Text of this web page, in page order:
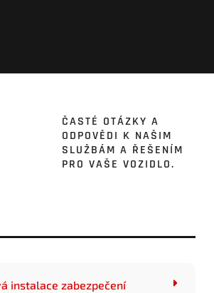
ČASTÉ OTÁZKY A
ODPOVĚDI K NAŠIM
SLUŽBÁM A ŘEŠENÍM
PRO VAŠE VOZIDLO.
instalace zabezpečení